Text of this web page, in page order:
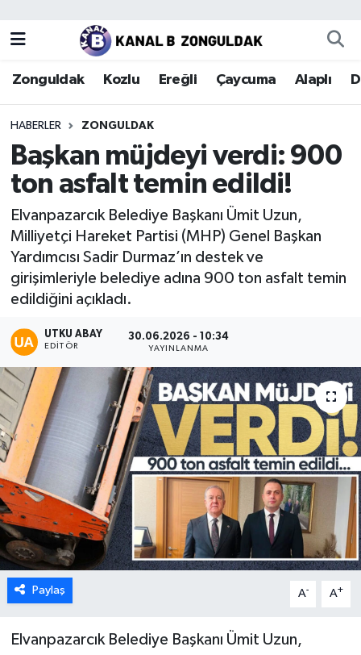
Zonguldak Kozlu Ereğli Çaycuma Alaplı
HABERLER ZONGULDAK
Başkan müjdeyi verdi: 900
ton asfalt temin edildi!
Elvanpazarcık Belediye Başkanı Ümit Uzun,
Milliyetçi Hareket Partisi (MHP) Genel Başkan
Yardımcısı Sadir Durmaz’ın destek ve
girişimleriyle belediye adına 900 ton asfalt temin
edildiğini açıkladı.
UTKU ABAY
EDITÖR
30.06.2026 - 10:34
YAYINLANMA
Paylaş A- A+
Elvanpazarcık Belediye Başkanı Ümit Uzun,
Zonguldak
Kozlu
Ereğli
Çaycuma
Alaplı
Devrek
Gökçebey
Bartın
Karabük
Spor
Ulusal
Zonguldak Nöbetçi Eczaneler
Zonguldak Hava Durumu
Zonguldak Trafik Yoğunluk Haritası
Puan Durumu ve Fikstür
Tüm Manşetler
Son Dakika Haberleri
Haber Arşivi